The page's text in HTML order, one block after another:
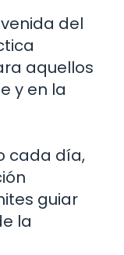
del
aquellos
y en la
cada día,
guiar
la